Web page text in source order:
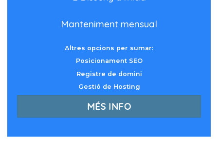
Manteniment mensual
Altres opcions per sumar:
Posicionament SEO
Registre de domini
Gestió de Hosting
MÉS INFO